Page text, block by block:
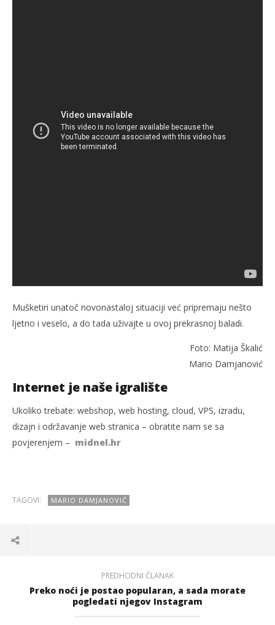
Mušketiri unatoč novonastaloj situaciji već pripremaju nešto
ljetno i veselo, a do tada uživajte u ovoj prekrasnoj baladi.
Foto: Matija Škalić
Mario Damjanović
Internet je naše igralište
Ukoliko trebate: webshop, web hosting, cloud, VPS, izradu,
dizajn i održavanje web stranica – obratite nam se sa
povjerenjem – midnel.hr
TAGOVI: MARIO DAMJANOVIĆ
PREDHODNI ČLANAK
Preko noći je postao popularan, a sada morate
pogledati njegov Instagram